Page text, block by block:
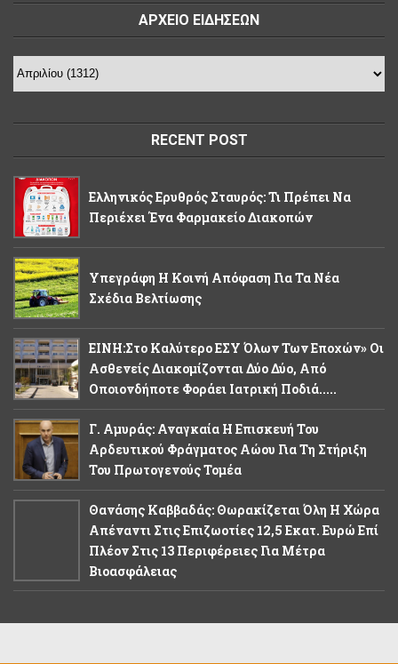
ΑΡΧΕΙΟ ΕΙΔΗΣΕΩΝ
RECENT POST
Ελληνικός Ερυθρός Σταυρός: Τι Πρέπει Να
Περιέχει Ένα Φαρμακείο Διακοπών
Υπεγράφη Η Κοινή Απόφαση Για Τα Νέα
Σχέδια Βελτίωσης
ΕΙΝΗ:Στο Καλύτερο ΕΣΥ Όλων Των Εποχών» Οι
Ασθενείς Διακομίζονται Δύο Δύο, Από
Οποιονδήποτε Φοράει Ιατρική Ποδιά.....
Γ. Αμυράς: Αναγκαία Η Επισκευή Του
Αρδευτικού Φράγματος Αώου Για Τη Στήριξη
Του Πρωτογενούς Τομέα
Θανάσης Καββαδάς: Θωρακίζεται Όλη Η Χώρα
Απέναντι Στις Επιζωοτίες 12,5 Εκατ. Ευρώ Επί
Πλέον Στις 13 Περιφέρειες Για Μέτρα
Βιοασφάλειας